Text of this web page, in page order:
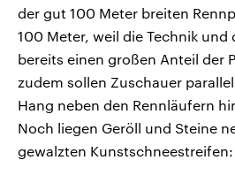
der gut 100 Meter breiten
100 Meter, weil die Technik und
bereits einen großen Anteil der
zudem sollen Zuschauer
Hang neben den Rennläufern
Noch liegen Geröll und Steine
gewalzten Kunstschneestreifen: